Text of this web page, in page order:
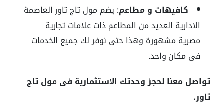
كافيهات و مطاعم: يضم مول تاج تاور العاصمة
الادارية العديد من المطاعم ذات علامات تجارية
مصرية مشهورة وهذا حتى نوفر لك جميع الخدمات
فى مكان واحد.
تواصل معنا لحجز وحدتك الاستثمارية فى مول تاج
تاور.